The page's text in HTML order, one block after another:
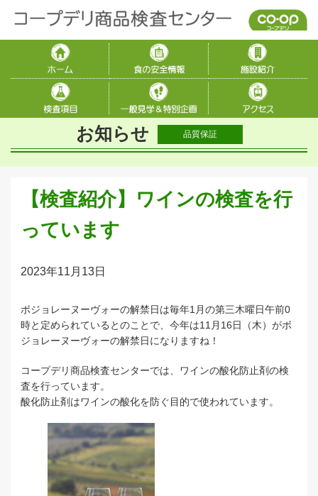
お知らせ 品質保証
【検査紹介】ワインの検査を行
っています
2023年11月13日
ボジョレーヌーヴォーの解禁日は毎年1月の第三木曜日午前0
時と定められているとのことで、今年は11月16日（木）がボ
ジョレーヌーヴォーの解禁日になりますね！
コープデリ商品検査センターでは、ワインの酸化防止剤の検
査を行っています。
酸化防止剤はワインの酸化を防ぐ目的で使われています。